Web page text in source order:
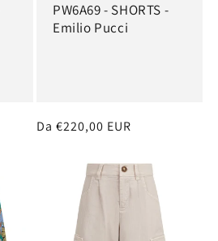
PW6A69 - SHORTS -
Emilio Pucci
Prezzo
Da €220,00 EUR